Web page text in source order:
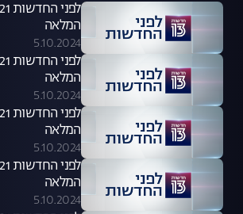
המלאה
5.10.2024
המלאה
5.10.2024
המלאה
5.10.2024
המלאה
5.10.2024